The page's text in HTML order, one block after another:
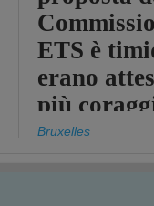
ETS è
erano
più
Bruxelles